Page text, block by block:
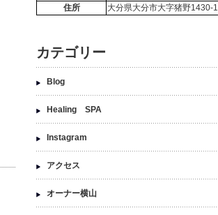
住所
大分県大分市大字猪野1430-1
カテゴリー
Blog
Healing SPA
Instagram
アクセス
オーナー横山